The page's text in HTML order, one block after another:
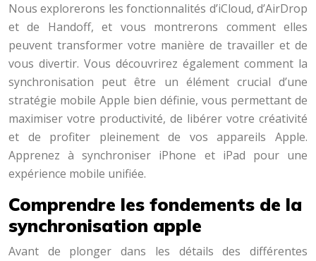
Nous explorerons les fonctionnalités d’iCloud, d’AirDrop
et de Handoff, et vous montrerons comment elles
peuvent transformer votre manière de travailler et de
vous divertir. Vous découvrirez également comment la
synchronisation peut être un élément crucial d’une
stratégie mobile Apple bien définie, vous permettant de
maximiser votre productivité, de libérer votre créativité
et de profiter pleinement de vos appareils Apple.
Apprenez à synchroniser iPhone et iPad pour une
expérience mobile unifiée.
Comprendre les fondements de la
synchronisation apple
Avant de plonger dans les détails des différentes